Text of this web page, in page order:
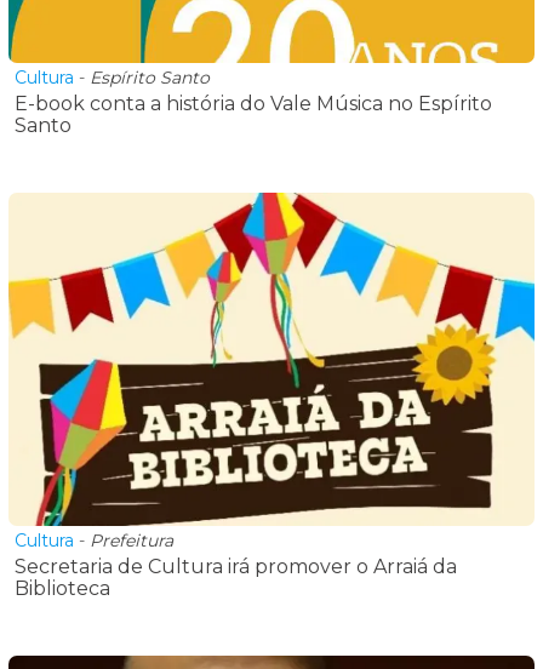
Cultura - Espírito Santo
E-book conta a história do Vale Música no Espírito
Santo
Cultura - Prefeitura
Secretaria de Cultura irá promover o Arraiá da
Biblioteca